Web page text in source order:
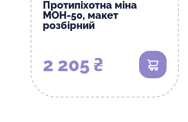
Протипіхотна міна
МОН-50, макет
розбірний
2 205 ₴ В кошик